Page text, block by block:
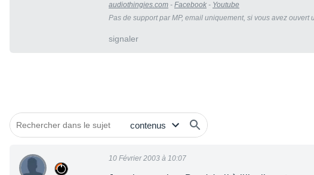
audiothingies.com - Facebook - Youtube
Pas de support par MP, email uniquement, si vous avez
signaler
10 Février 2003 à 10:07